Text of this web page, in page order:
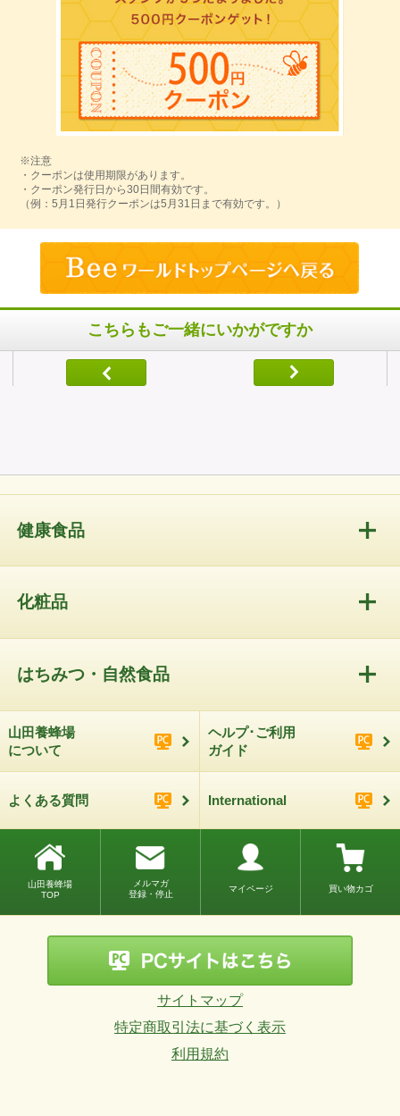
※注意
・クーポンは使用期限があります。
・クーポン発行日から30日間有効です。
（例：5月1日発行クーポンは5月31日まで有効です。）
こちらもご一緒にいかがですか
健康食品
化粧品
はちみつ・自然食品
山田養蜂場
について
ヘルプ･ご利用
ガイド
よくある質問 International
山田養蜂場
TOP
メルマガ
登録・停止
マイページ 買い物カゴ
サイトマップ
特定商取引法に基づく表示
利用規約